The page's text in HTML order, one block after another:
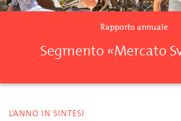
Rapporto annuale
Segmento «Mercato
L’ANNO IN SINTESI